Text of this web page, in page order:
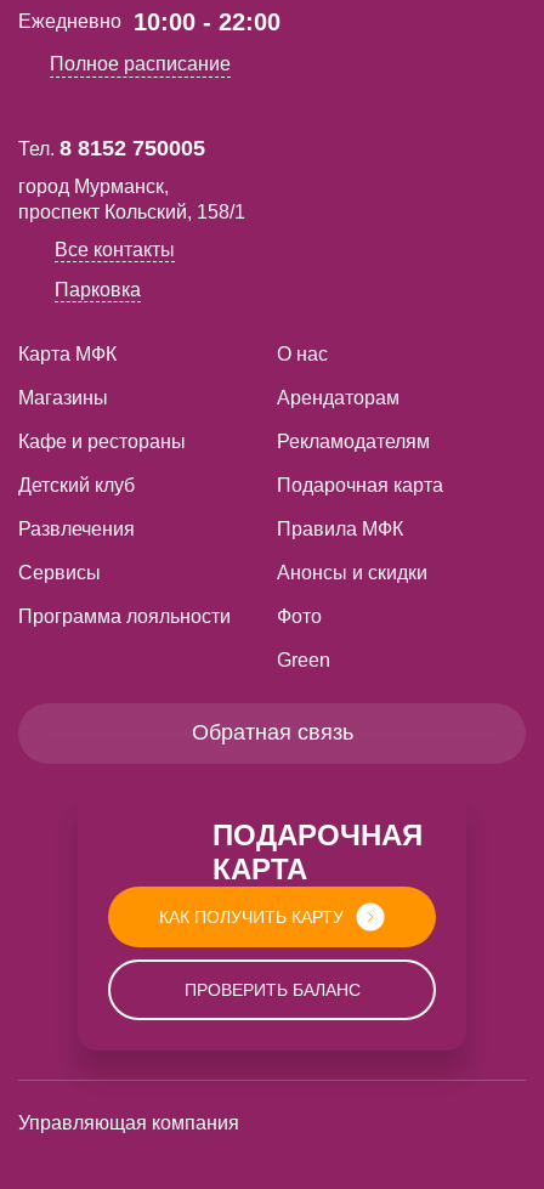
Ежедневно 10:00 - 22:00
Полное расписание
Тел. 8 8152 750005
город Мурманск,
проспект Кольский, 158/1
Все контакты
Парковка
Карта МФК
Магазины
Кафе и рестораны
Детский клуб
Развлечения
Сервисы
Программа лояльности
О нас
Арендаторам
Рекламодателям
Подарочная карта
Правила МФК
Анонсы и скидки
Фото
Green
Обратная связь
ПОДАРОЧНАЯ
КАРТА
КАК ПОЛУЧИТЬ КАРТУ
ПРОВЕРИТЬ БАЛАНС
Управляющая компания